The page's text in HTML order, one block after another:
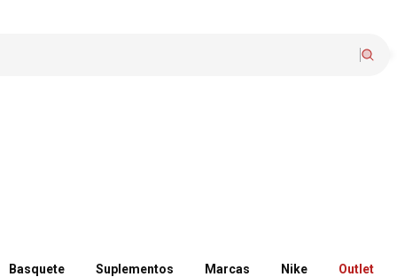
Basquete Suplementos Marcas Nike Outlet